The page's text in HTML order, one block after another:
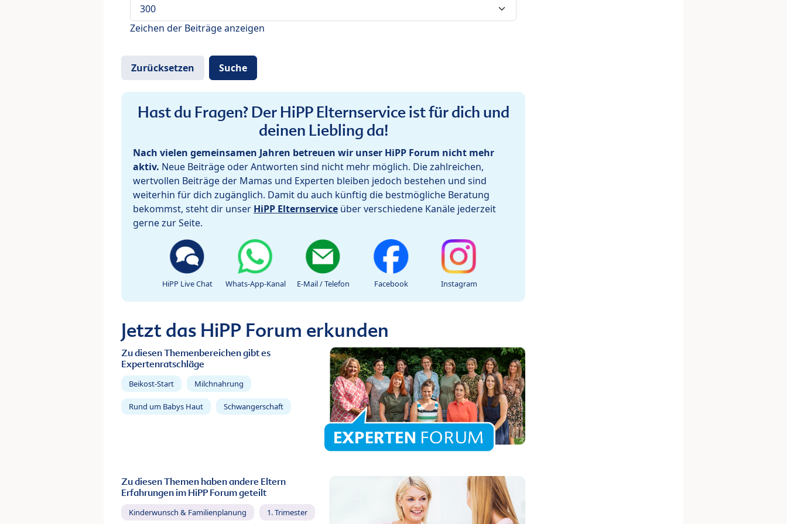
Zeichen der Beiträge anzeigen
Hast du Fragen? Der HiPP Elternservice ist für dich und
deinen Liebling da!
Nach vielen gemeinsamen Jahren betreuen wir unser HiPP Forum nicht mehr
aktiv. Neue Beiträge oder Antworten sind nicht mehr möglich. Die zahlreichen,
wertvollen Beiträge der Mamas und Experten bleiben jedoch bestehen und sind
weiterhin für dich zugänglich. Damit du auch künftig die bestmögliche Beratung
bekommst, steht dir unser HiPP Elternservice über verschiedene Kanäle jederzeit
gerne zur Seite.
HiPP Live Chat Whats-App-Kanal E-Mail / Telefon Facebook Instagram
Jetzt das HiPP Forum erkunden
Zu diesen Themenbereichen gibt es
Expertenratschläge
Beikost-Start Milchnahrung
Rund um Babys Haut Schwangerschaft
Zu diesen Themen haben andere Eltern
Erfahrungen im HiPP Forum geteilt
Kinderwunsch & Familienplanung 1. Trimester